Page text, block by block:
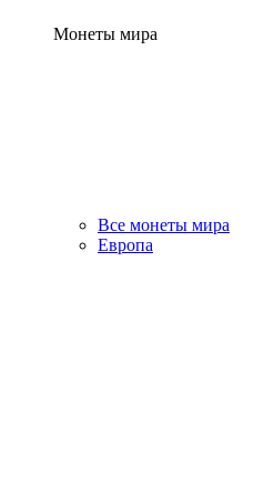
Монеты мира
Все монеты мира
Европа